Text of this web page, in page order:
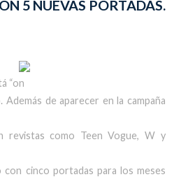
5 NUEVAS PORTADAS.
“on
de aparecer en la campaña
revistas como Teen Vogue, W y
con cinco portadas para los meses